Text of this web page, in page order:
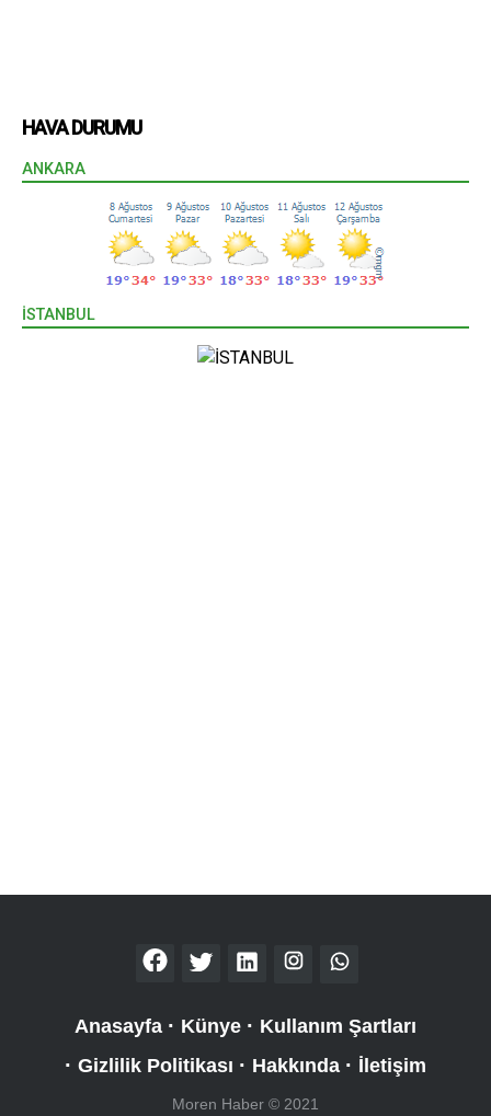
HAVA DURUMU
ANKARA
İSTANBUL
Anasayfa Künye
Kullanım Şartları
Gizlilik Politikası
Hakkında İletişim
Moren Haber © 2021